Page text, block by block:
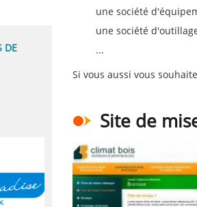
une société
une société
...
Si vous aussi vous
Site de
DE